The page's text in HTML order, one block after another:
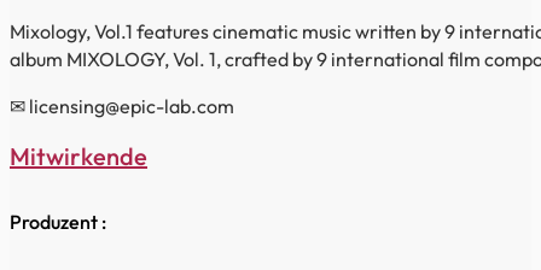
Mixology, Vol.1 features cinematic music written by 9
album MIXOLOGY, Vol. 1, crafted by 9 international film
✉ licensing@epic-lab.com
Mitwirkende
Produzent :